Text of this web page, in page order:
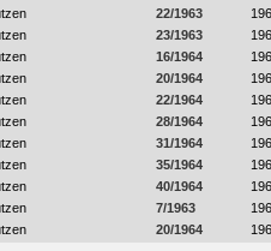
22/1963
23/1963
16/1964
20/1964
22/1964
28/1964
31/1964
35/1964
40/1964
7/1963
20/1964